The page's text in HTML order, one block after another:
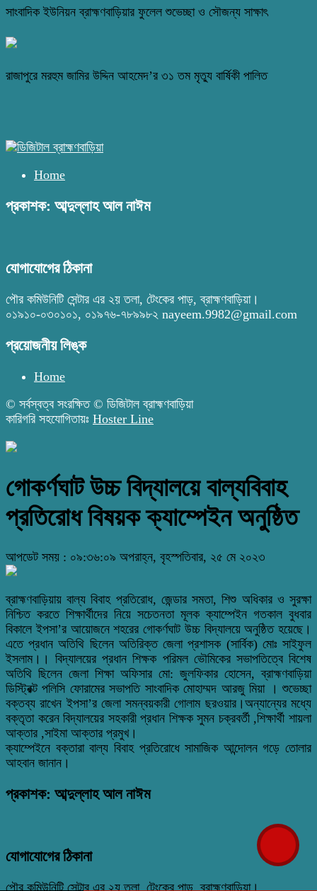
সাংবাদিক ইউনিয়ন ব্রাহ্মণবাড়িয়ার ফুলেল শুভেচ্ছা ও সৌজন্য সাক্ষাৎ
রাজাপুরে মরহুম জামির উদ্দিন আহমেদ’র ৩১ তম মৃত্যু বার্ষিকী পালিত
Home
প্রকাশক: আব্দুল্লাহ আল নাঈম
যোগাযোগের ঠিকানা
পৌর কমিউনিটি সেন্টার এর ২য় তলা, টেংকের পাড়, ব্রাহ্মণবাড়িয়া।
০১৯১০-০৩০১০১, ০১৯৭৬-৭৮৯৯৮২ nayeem.9982@gmail.com
প্রয়োজনীয় লিঙ্ক
Home
© সর্বস্বত্ব সংরক্ষিত © ডিজিটাল ব্রাহ্মণবাড়িয়া
কারিগরি সহযোগিতায়ঃ Hoster Line
গোকর্ণঘাট উচ্চ বিদ্যালয়ে বাল্যবিবাহ
প্রতিরোধ বিষয়ক ক্যাম্পেইন অনুষ্ঠিত
আপডেট সময় : ০৯:৩৬:০৯ অপরাহ্ন, বৃহস্পতিবার, ২৫ মে ২০২৩
ব্রাহ্মণবাড়িয়ায় বাল্য বিবাহ প্রতিরোধ, জেন্ডার সমতা, শিশু অধিকার ও সুরক্ষা
নিশ্চিত করতে শিক্ষার্থীদের নিয়ে সচেতনতা মূলক ক্যাম্পেইন গতকাল বুধবার
বিকালে ইপসা’র আয়োজনে শহরের গোকর্ণঘাট উচ্চ বিদ্যালয়ে অনুষ্ঠিত হয়েছে।
এতে প্রধান অতিথি ছিলেন অতিরিক্ত জেলা প্রশাসক (সার্বিক) মোঃ সাইফুল
ইসলাম।। বিদ্যালয়ের প্রধান শিক্ষক পরিমল ভৌমিকের সভাপতিত্বে বিশেষ
অতিথি ছিলেন জেলা শিক্ষা অফিসার মো: জুলফিকার হোসেন, ব্রাহ্মণবাড়িয়া
ডিস্ট্রিক্ট পলিসি ফোরামের সভাপতি সাংবাদিক মোহাম্মদ আরজু মিয়া । শুভেচ্ছা
বক্তব্য রাখেন ইপসা’র জেলা সমন্বয়কারী গোলাম ছরওয়ার।অন্যান্যের মধ্যে
বক্তৃতা করেন বিদ্যালয়ের সহকারী প্রধান শিক্ষক সুমন চক্রবর্তী ,শিক্ষার্থী শায়লা
আক্তার ,সাইমা আক্তার প্রমুখ।
ক্যাম্পেইনে বক্তারা বাল্য বিবাহ প্রতিরোধে সামাজিক আন্দোলন গড়ে তোলার
আহবান জানান।
প্রকাশক: আব্দুল্লাহ আল নাঈম
যোগাযোগের ঠিকানা
পৌর কমিউনিটি সেন্টার এর ২য় তলা, টেংকের পাড়, ব্রাহ্মণবাড়িয়া।